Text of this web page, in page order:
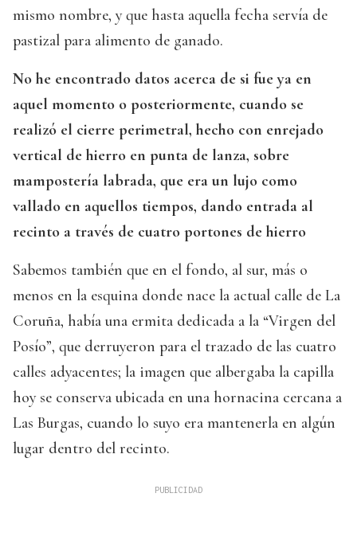
mismo nombre, y que hasta aquella fecha servía de
pastizal para alimento de ganado.
No he encontrado datos acerca de si fue ya en
aquel momento o posteriormente, cuando se
realizó el cierre perimetral, hecho con enrejado
vertical de hierro en punta de lanza, sobre
mampostería labrada, que era un lujo como
vallado en aquellos tiempos, dando entrada al
recinto a través de cuatro portones de hierro
Sabemos también que en el fondo, al sur, más o
menos en la esquina donde nace la actual calle de La
Coruña, había una ermita dedicada a la “Virgen del
Posío”, que derruyeron para el trazado de las cuatro
calles adyacentes; la imagen que albergaba la capilla
hoy se conserva ubicada en una hornacina cercana a
Las Burgas, cuando lo suyo era mantenerla en algún
lugar dentro del recinto.